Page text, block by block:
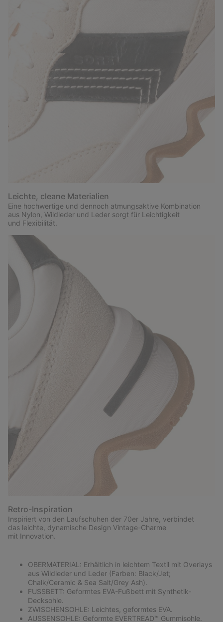
Leichte, cleane Materialien
Eine hochwertige und dennoch atmungsaktive Kombination
aus Nylon, Wildleder und Leder sorgt für Leichtigkeit
und Flexibilität.
Retro-Inspiration
Inspiriert von den Laufschuhen der 70er Jahre, verbindet
das leichte, dynamische Design Vintage-Charme
mit Innovation.
OBERMATERIAL: Erhältlich in leichtem Textil mit Overlays
aus Wildleder und Leder (Farben: Black/Jet;
Chalk/Ceramic & Sea Salt/Grey Ash).
FUSSBETT: Geformtes EVA-Fußbett mit Synthetik-
Decksohle.
ZWISCHENSOHLE: Leichtes, geformtes EVA.
AUSSENSOHLE: Geformte EVERTREAD™ Gummisohle.